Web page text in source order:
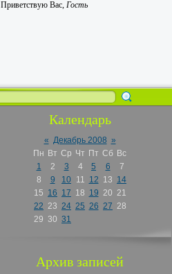
Приветствую Вас, Гость
Календарь
« Декабрь 2008 »
Пн Вт Ср Чт Пт Сб Вс
1
2 3 4 5 6
7
8
9 10 11 12 13 14
15 16 17 18 19 20 21
22 23 24 25 26 27 28
29 30 31
Архив записей